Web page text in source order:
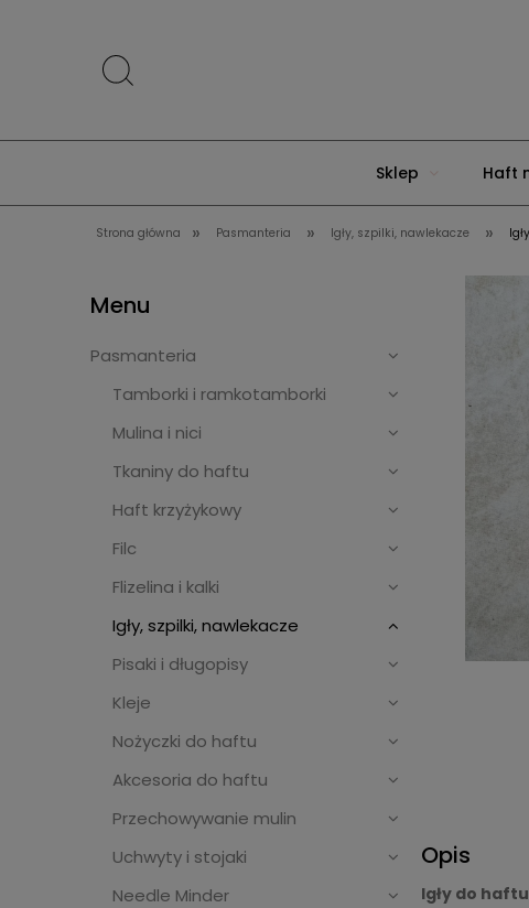
Sklep Haft
Strona główna » Pasmanteria » Igły, szpilki, nawlekacze »
Menu
Pasmanteria
Tamborki i ramkotamborki
Mulina i nici
Tkaniny do haftu
Haft krzyżykowy
Filc
Flizelina i kalki
Igły, szpilki, nawlekacze
Pisaki i długopisy
Kleje
Nożyczki do haftu
Akcesoria do haftu
Przechowywanie mulin
Uchwyty i stojaki
Needle Minder
Opis
Igły do